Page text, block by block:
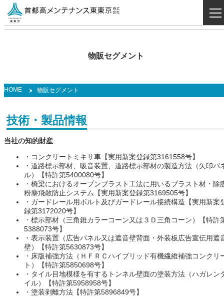
物販セグメント
HOME 物販セグメント
技術・製品情報
当社の知的財産
・コンクリートミキサ車【実用新案登録第3161558号】
・道路標示部材、吸音装置、道路標示部材の製造方法（矢印パ
ル）【特許第5400080号】
・橋梁におけるオープンブラスト工法に用いるブラスト材・除
粉塵飛散防止システム【実用新案登録第3169505号】
・ガードレール用ボルト及びガードレール接続構造【実用新案
録第3172020号】
・標示部材（三角錐カラーコーン又は３Ｄ三角コーン）【特許
5388073号】
・表示装置（広告パネル又は遮音壁背面・外装板広告宣伝用遮
壁）【特許第5630873号】
・床版補強方法（ＨＦＲＣハイブリッド有機繊維補強コンクリ
ト）【特許第5850698号】
・タイル目地模様を有するトンネル壁面の塗装方法（ハガレン
イル）【特許第5958958号】
・塗装剥離方法【特許第5896849号】